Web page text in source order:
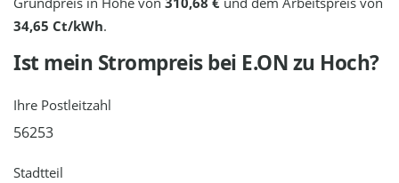
34,65 Ct/kWh.
Ist mein Strompreis bei E.ONzu Hoch?
Ihre Postleitzahl
Stadtteil